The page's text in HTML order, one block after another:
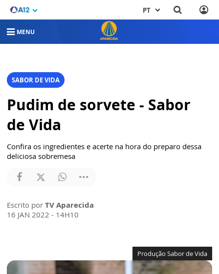
PT
MENU
SABOR DE VIDA
Pudim de sorvete - Sabor
de Vida
Confira os ingredientes e acerte na hora do preparo dessa
deliciosa sobremesa
Escrito por TV Aparecida
16 JAN 2022 - 14H10
Produção Sabor de Vida